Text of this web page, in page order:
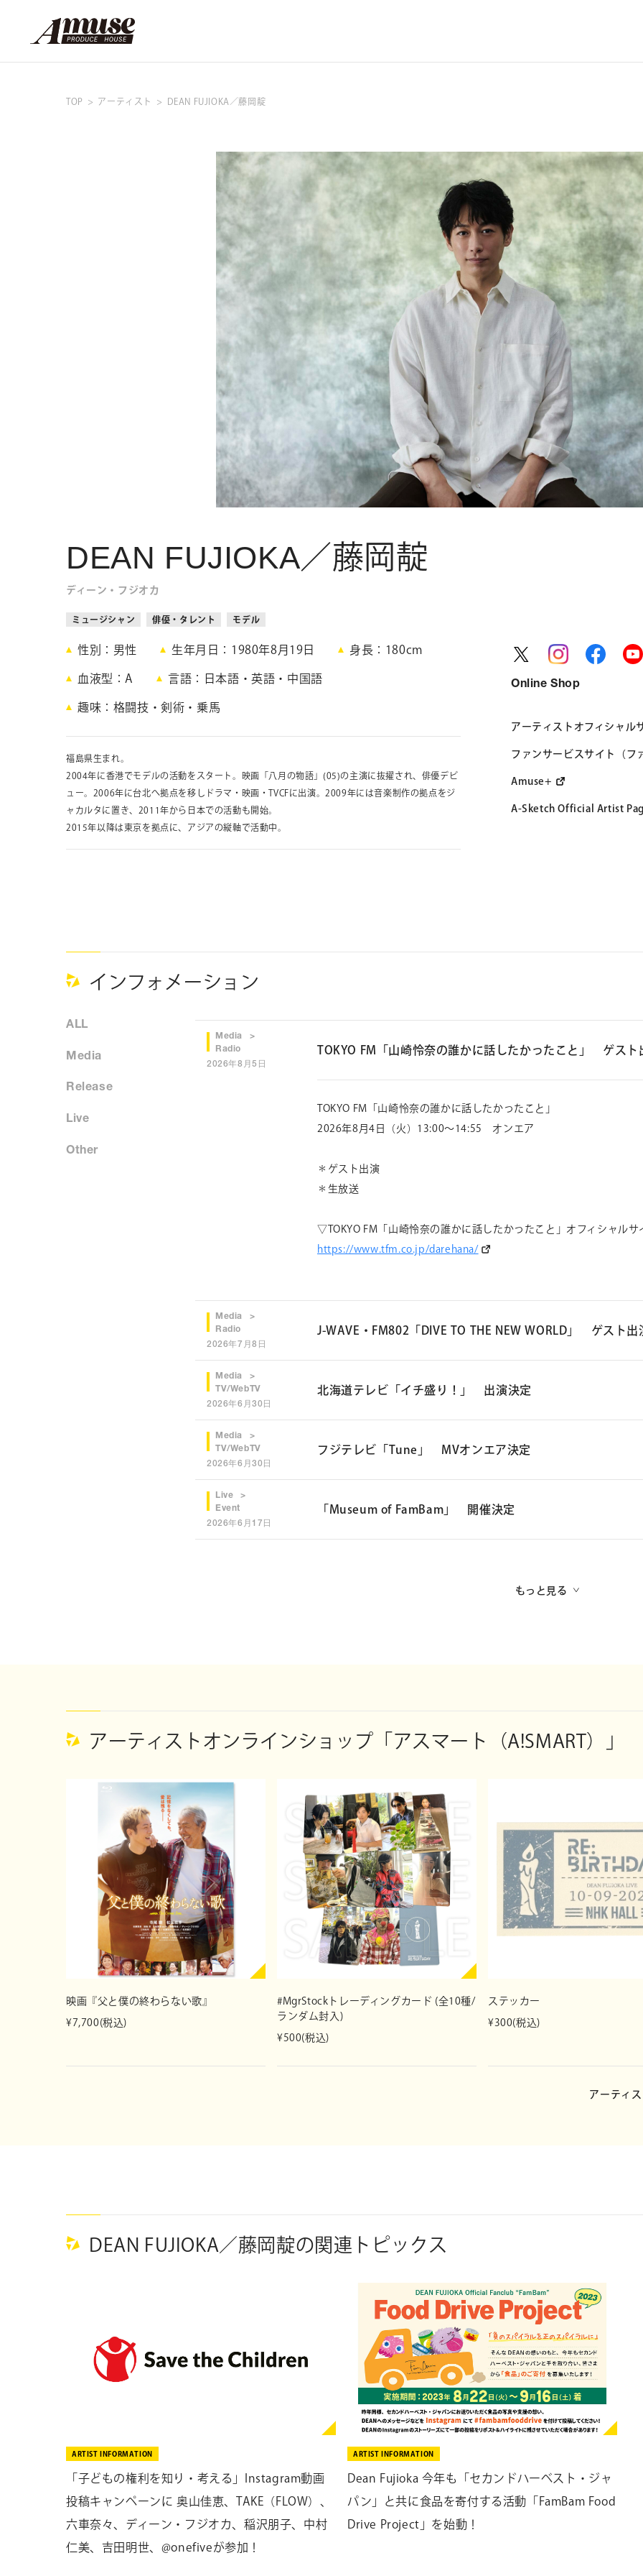
CONTACT お問い合わせ
個人のお客様
法人のお客様
AUDITION アーティス
TOP アーティスト DEAN FUJIOKA／藤岡靛
DEAN FUJIOKA／藤岡靛
ディーン・フジオカ
ミュージシャン 俳優・タレント モデル
性別 男性 生年月日 1980年8月19日 身長 180cm
血液型 A 言語 日本語・英語・中国語
趣味 格闘技・剣術・乗馬
福島県生まれ。
2004年に香港でモデルの活動をスタート。映画「八月の物語」(05)の主演に抜擢され、俳優デビ
ュー。2006年に台北へ拠点を移しドラマ・映画・TVCFに出演。2009年には音楽制作の拠点をジ
ャカルタに置き、2011年から日本での活動も開始。
2015年以降は東京を拠点に、アジアの縦軸で活動中。
Online Shop
アーティストオフィシャル
ファンサービスサイト（フ
Amuse+
A-Sketch Official Artist
インフォメーション
ALL
Media
Release
Live
Other
Media
Radio
2026年8月5日
TOKYO FM「山崎怜奈の誰かに話したかったこと」 ゲスト
TOKYO FM「山崎怜奈の誰かに話したかったこと」
2026年8月4日（火）13:00～14:55 オンエア
＊ゲスト出演
＊生放送
▽TOKYO FM「山崎怜奈の誰かに話したかったこと」オフィシャルサ
https://www.tfm.co.jp/darehana/
Media
Radio
2026年7月8日
J-WAVE・FM802「DIVE TO THE NEW WORLD」 ゲスト出
J-WAVE・FM802「DIVE TO THE NEW WORLD」
FM802：2026年7月12日（日）24:00～25:00 オンエア
Media
TV/WebTV
2026年6月30日
北海道テレビ「イチ盛り！」 出演決定
北海道テレビ「イチ盛り！」
コメント出演
Media
TV/WebTV
2026年6月30日
フジテレビ「Tune」 MVオンエア決定
フジテレビ「Tune」
Live
Event
2026年6月17日
「Museum of FamBam」 開催決定
▽チケット詳細
https://
主催：株式会
協力：株式会社
お問い合わせ
もっと見る
アーティストオンラインショップ「アスマート（A!SMART）」
映画『父と僕の終わらない歌』
¥7,700(税込)
#MgrStockトレーディングカード (全10種/
ランダム封入)
¥500(税込)
ステッカー
¥300(税込)
アーティ
DEAN FUJIOKA／藤岡靛の関連トピックス
ARTIST INFORMATION
「子どもの権利を知り・考える」Instagram動画
投稿キャンペーンに 奥山佳恵、TAKE（FLOW）、
六車奈々、ディーン・フジオカ、稲沢朋子、中村
仁美、吉田明世、@onefiveが参加！
ARTIST INFORMATION
Dean Fujioka 今年も「セカンドハーベスト・ジャ
パン」と共に食品を寄付する活動「FamBam Food
Drive Project」を始動！